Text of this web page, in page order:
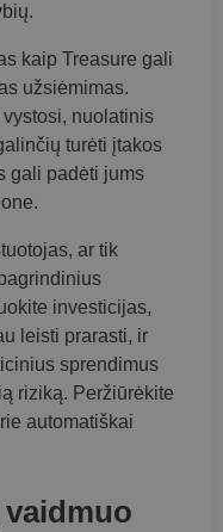
kaip Treasure gali
užsiėmimas.
nuolatinis
turėti įtakos
gali padėti jums
ar tik
investicijas,
leisti prarasti, ir
sprendimus
riziką. Peržiūrėkite
automatiškai